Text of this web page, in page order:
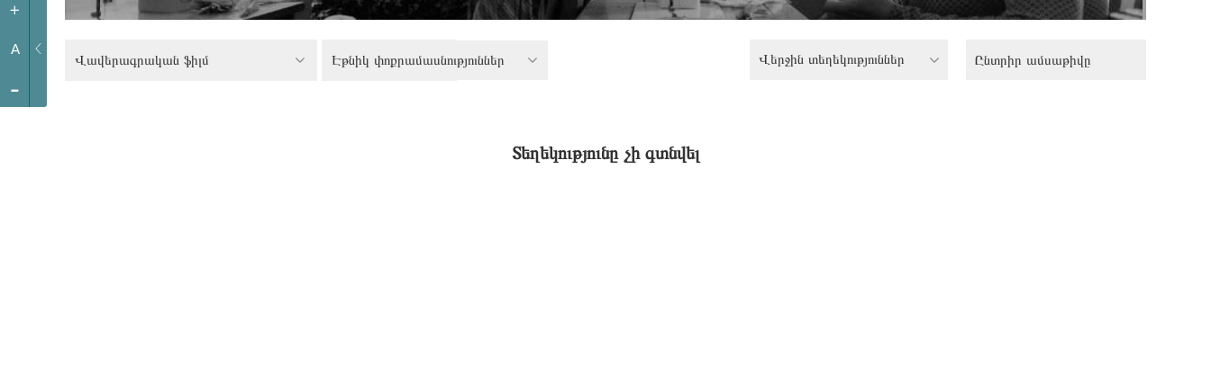
+
A
-
Վավերագրական ֆիլմ Էթնիկ փոքրամասնություններ Վերջին տեղեկություններ
Տեղեկությունը չի գտնվել